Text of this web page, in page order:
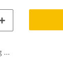
...